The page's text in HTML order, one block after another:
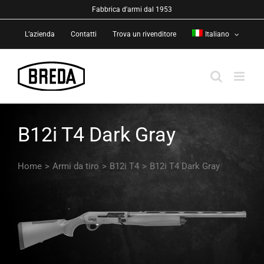
al
contenuto
Fabbrica d'armi dal 1953
L’azienda Contatti Trova un rivenditore Italiano
B12i T4 Dark Gray
Home > Armi da tiro > B12i T4 > B12i T4 Dark Gray